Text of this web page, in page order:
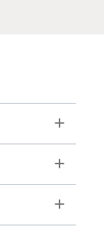
Toggle
Toggle
Toggle